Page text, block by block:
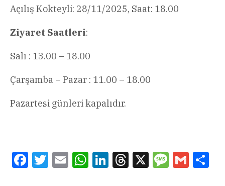
Açılış Kokteyli: 28/11/2025, Saat: 18.00
Ziyaret Saatleri:
Salı : 13.00 – 18.00
Çarşamba – Pazar : 11.00 – 18.00
Pazartesi günleri kapalıdır.
FacebookTwitterEmail WhatsAppLinkedInThreads
X Message
Gmail